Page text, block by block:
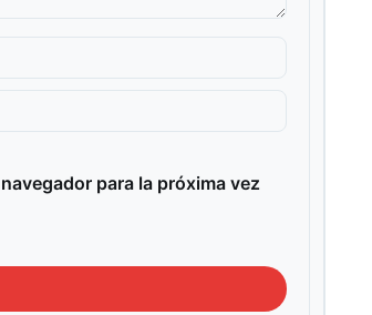
para la próxima vez